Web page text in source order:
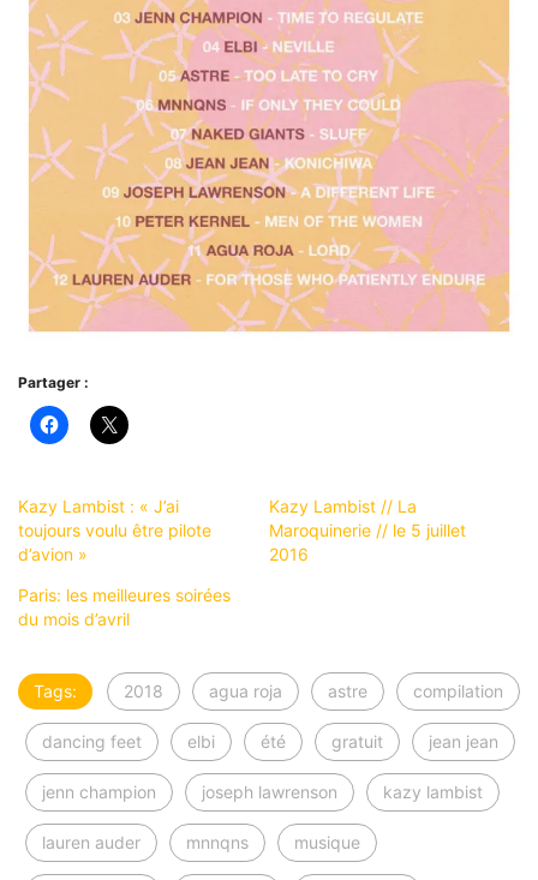
Partager :
Kazy Lambist : « J’ai
toujours voulu être pilote
d’avion »
Kazy Lambist // La
Maroquinerie // le 5 juillet
2016
Paris: les meilleures soirées
du mois d’avril
Tags: 2018 agua roja astre compilation
dancing feet elbi été gratuit jean jean
jenn champion joseph lawrenson kazy lambist
lauren auder mnnqns musique